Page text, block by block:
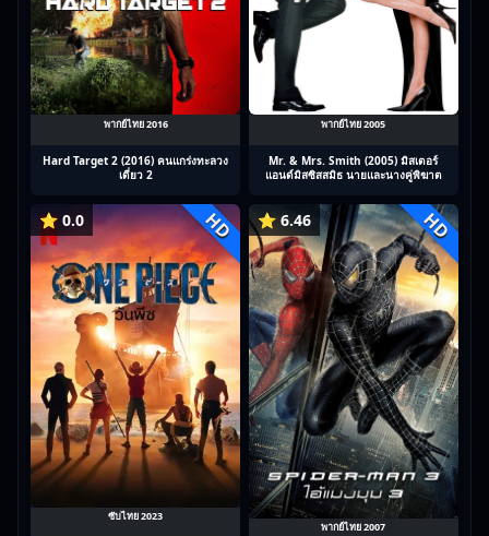
พากย์ไทย 2016
Hard Target 2 (2016) คนแกร่งทะลวง
เดี่ยว 2
พากย์ไทย 2005
Mr. & Mrs. Smith (2005) มิสเตอร์
แอนด์มิสซิสสมิธ นายและนางคู่พิฆาต
⭐ 0.0 HD
ซับไทย 2023
⭐ 6.46 HD
พากย์ไทย 2007